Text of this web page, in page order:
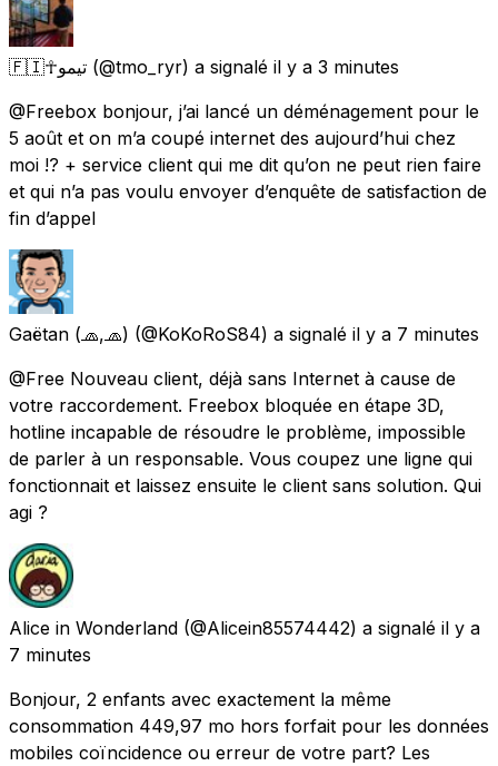
🇫🇮☥تيمو (@tmo_ryr) a signalé il y a 3 minutes
@Freebox bonjour, j’ai lancé un déménagement pour le
5 août et on m’a coupé internet des aujourd’hui chez
moi !? + service client qui me dit qu’on ne peut rien faire
et qui n’a pas voulu envoyer d’enquête de satisfaction de
fin d’appel
Gaëtan (🧢,🧢) (@KoKoRoS84) a signalé il y a 7 minutes
@Free Nouveau client, déjà sans Internet à cause de
votre raccordement. Freebox bloquée en étape 3D,
hotline incapable de résoudre le problème, impossible
de parler à un responsable. Vous coupez une ligne qui
fonctionnait et laissez ensuite le client sans solution. Qui
agi ?
Alice in Wonderland (@Alicein85574442) a signalé il y a
7 minutes
Bonjour, 2 enfants avec exactement la même
consommation 449,97 mo hors forfait pour les données
mobiles coïncidence ou erreur de votre part? Les